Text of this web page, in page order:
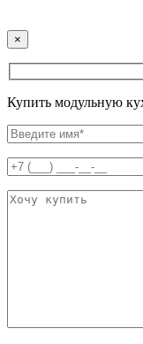
×
Купить модульную